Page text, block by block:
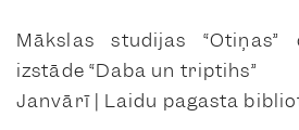
Mākslas studijas “Otiņas”
izstāde “Daba un triptihs”
Janvārī | Laidu pagasta